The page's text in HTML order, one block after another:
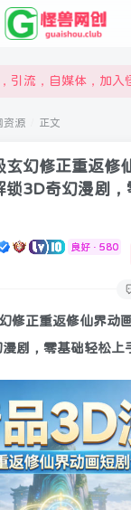
扣，超高返佣
引流，自媒体，加入
资源 正文
玄幻修正重返修
锁3D奇幻漫剧
良好 · 580
修正重返修仙界动
剧 ，零基础轻松上